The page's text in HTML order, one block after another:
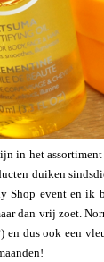
in het
duiken
Shop event en ik
dan vrij zoet.
dus ook een